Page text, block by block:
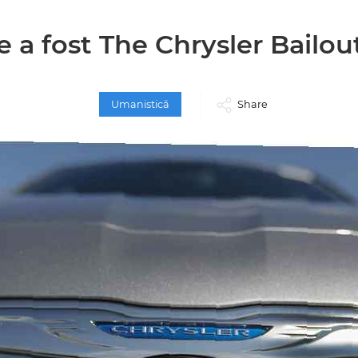
a fost The Chrysler
Umanistică Share